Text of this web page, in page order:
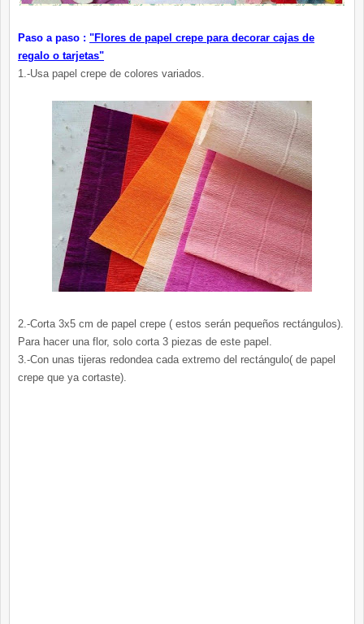
Paso a paso : "Flores de papel crepe para decorar cajas de
regalo o tarjetas"
1.-Usa papel crepe de colores variados.
2.-Corta 3x5 cm de papel crepe ( estos serán pequeños rectángulos).
Para hacer una flor, solo corta 3 piezas de este papel.
3.-Con unas tijeras redondea cada extremo del rectángulo( de papel
crepe que ya cortaste).